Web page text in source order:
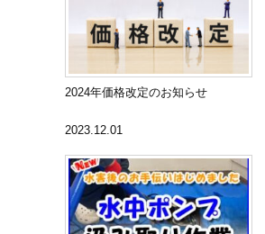
2024年価格改定のお知らせ
2023.12.01